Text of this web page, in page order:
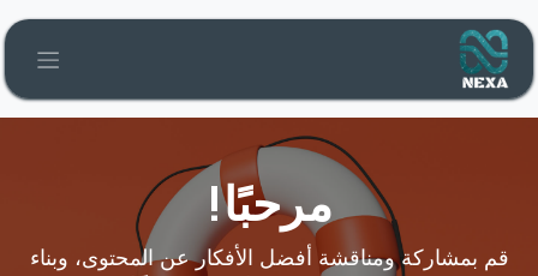
تخطي للذهاب إلى المحتوى
مرحبًا!
قم بمشاركة ومناقشة أفضل الأفكار عن المحتوى، وبناء